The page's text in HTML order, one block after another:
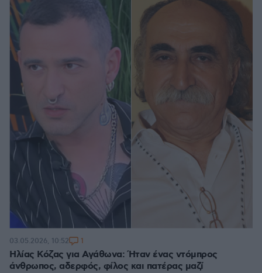
Ηλίας Κόζας για Αγάθωνα: Ήταν ένας ντόμπρος
άνθρωπος, αδερφός, φίλος και πατέρας μαζί
03.05.2026, 10:52 1